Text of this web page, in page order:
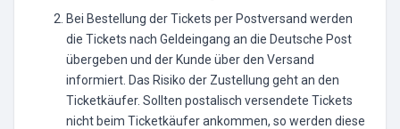
Bei Bestellung der Tickets per Postversand werden
die Tickets nach Geldeingang an die Deutsche Post
übergeben und der Kunde über den Versand
informiert. Das Risiko der Zustellung geht an den
Ticketkäufer. Sollten postalisch versendete Tickets
nicht beim Ticketkäufer ankommen, so werden diese